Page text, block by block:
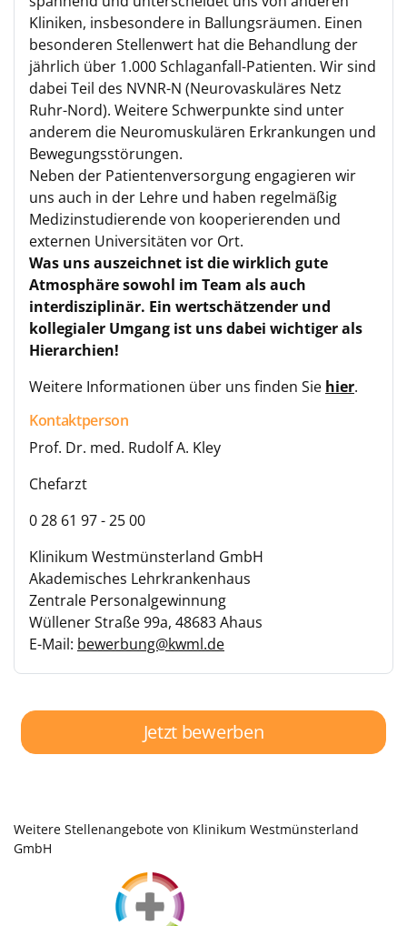
Kliniken, insbesondere in Ballungsräumen. Einen
besonderen Stellenwert hat die Behandlung der
jährlich über 1.000 Schlaganfall-Patienten. Wir sind
dabei Teil des NVNR-N (Neurovaskuläres Netz
Ruhr-Nord). Weitere Schwerpunkte sind unter
anderem die Neuromuskulären Erkrankungen und
Bewegungsstörungen.
Neben der Patientenversorgung engagieren wir
uns auch in der Lehre und haben regelmäßig
Medizinstudierende von kooperierenden und
externen Universitäten vor Ort.
Was uns auszeichnet ist die wirklich gute
Atmosphäre sowohl im Team als auch
interdisziplinär. Ein wertschätzender und
kollegialer Umgang ist uns dabei wichtiger als
Hierarchien!
Weitere Informationen über uns finden Sie hier.
Kontaktperson
Prof. Dr. med. Rudolf A. Kley
Chefarzt
0 28 61 97 - 25 00
Klinikum Westmünsterland GmbH
Akademisches Lehrkrankenhaus
Zentrale Personalgewinnung
Wüllener Straße 99a, 48683 Ahaus
E-Mail: bewerbung@kwml.de
Jetzt bewerben
Weitere Stellenangebote von Klinikum Westmünsterland
GmbH